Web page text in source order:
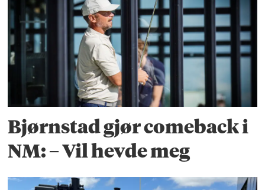
Bjørnstad gjør comeback i
NM: – Vil hevde meg